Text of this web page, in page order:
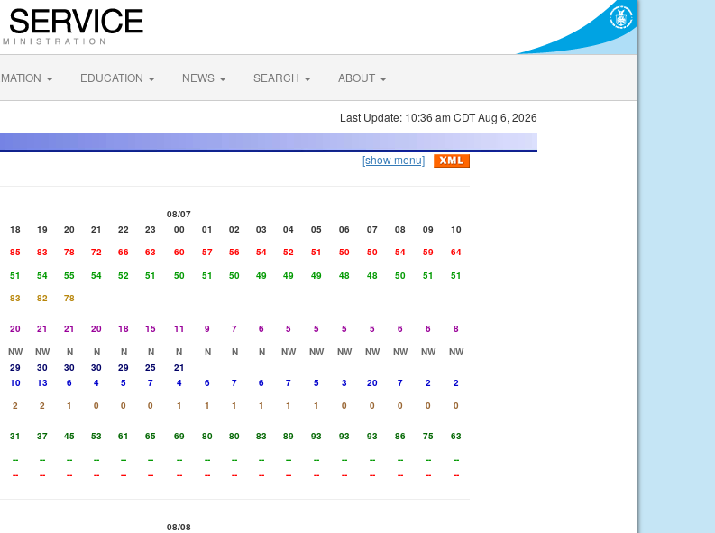
EDUCATION NEWS SEARCH ABOUT
Last Update: 10:36 am CDT Aug 6, 2026
[show menu]
08/07
18 19 20 21 22 23 00 01 02 03 04 05 06 07 08 09
10
85 83 78 72 66 63 60 57 56 54 52 51 50 50 54 59
64
51 54 55 54 52 51 50 51 50 49 49 49 48 48 50 51
51
83 82
78
20 21 21 20 18 15 11 9 7 6 5 5 5 5 6 6
8
NW NW N N N N N N N N NW NW NW NW NW NW
NW
29 30 30 30 29 25
21
10 13 6 4 5 7 4 6 7 6 7 5 3 20 7 2
2
2 2 1 0 0 0 1 1 1 1 1 1 0 0 0 0
0
31 37 45 53 61 65 69 80 80 83 89 93 93 93 86 75
63
-- -- -- -- -- -- -- -- -- -- -- -- -- -- -- --
--
-- -- -- -- -- -- -- -- -- -- -- -- -- -- -- -- --
08/08